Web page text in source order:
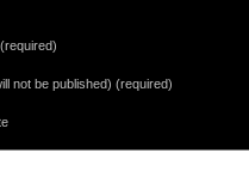
not be published) (required)